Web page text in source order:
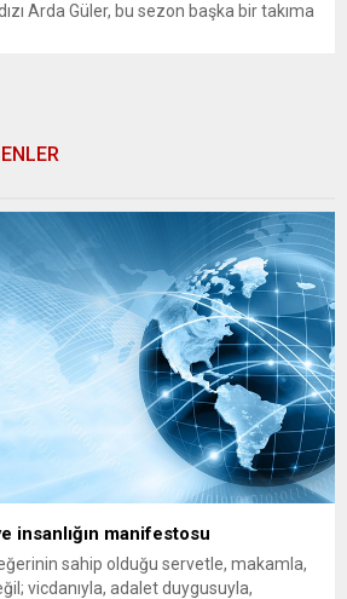
Arda Güler, bu sezon başka bir takıma
insanlığın manifestosu
sahip olduğu servetle, makamla,
vicdanıyla, adalet duygusuyla,